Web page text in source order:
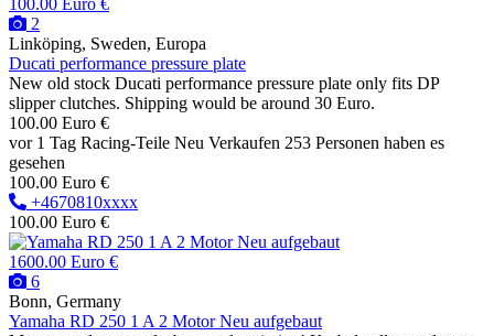
100.00 Euro €
2
Linköping, Sweden, Europa
Ducati performance pressure plate
New old stock Ducati performance pressure plate only fits DP
slipper clutches. Shipping would be around 30 Euro.
100.00 Euro €
vor 1 Tag Racing-Teile Neu Verkaufen 253 Personen haben es
gesehen
100.00 Euro €
+4670810xxxx
100.00 Euro €
1600.00 Euro €
6
Bonn, Germany
Yamaha RD 250 1 A 2 Motor Neu aufgebaut